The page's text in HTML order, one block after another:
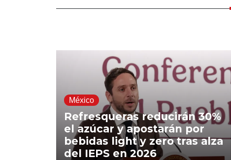
México
Refresqueras reducirán 30%
el azúcar y apostarán por
bebidas light y zero tras alza
del IEPS en 2026